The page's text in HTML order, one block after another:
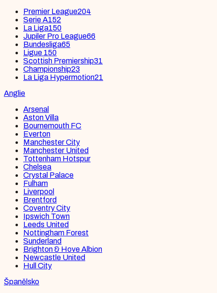
Premier League204
Serie A152
La Liga150
Jupiler Pro League66
Bundesliga65
Ligue 150
Scottish Premiership31
Championship23
La Liga Hypermotion21
Anglie
Arsenal
Aston Villa
Bournemouth FC
Everton
Manchester City
Manchester United
Tottenham Hotspur
Chelsea
Crystal Palace
Fulham
Liverpool
Brentford
Coventry City
Ipswich Town
Leeds United
Nottingham Forest
Sunderland
Brighton & Hove Albion
Newcastle United
Hull City
Španělsko